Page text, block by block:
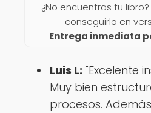
¿No encuentras tu
conseguirlo en
Entrega inmediata
Luis L: "Excelente
Muy bien
procesos.